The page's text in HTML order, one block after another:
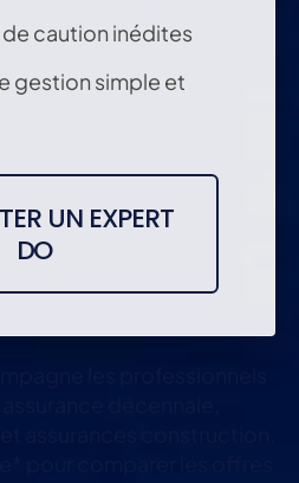
caution inédites
gestion simple et
UN EXPERT
DO